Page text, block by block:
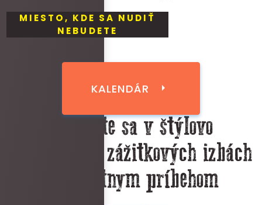
MIESTO, KDE SA NUDIŤ
NEBUDETE
KALENDÁR
Ubytujte sa v štýlovo
zariadených zážitkových izbách
s unikátnym príbehom